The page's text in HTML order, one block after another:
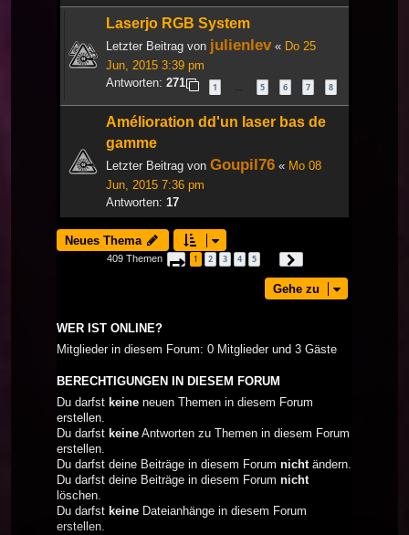
Laserjo RGB System
Letzter Beitrag von julienlev« Do 25
Jun, 2015 3:39 pm
Antworten: 271 1 … 5 6 7 8
Amélioration dd'un laser bas de
gamme
Letzter Beitrag von Goupil76 « Mo 08
Jun, 2015 7:36 pm
Antworten: 17
Neues Thema
409 Themen Seite 1von 14
1 2 3 4 5
Gehe zu
WER IST ONLINE?
Mitglieder in diesem Forum: 0 Mitglieder und 3 Gäste
BERECHTIGUNGEN IN DIESEM FORUM
Du darfst keine neuen Themen in diesem Forum
erstellen.
Du darfst keine Antworten zu Themen in diesem Forum
erstellen.
Du darfst deine Beiträge in diesem Forum nichtändern.
Du darfst deine Beiträge in diesem Forum nicht
löschen.
Du darfst keine Dateianhänge in diesem Forum
erstellen.